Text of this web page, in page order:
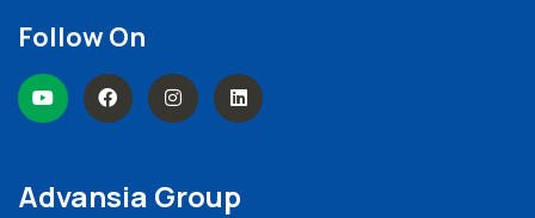
Follow On
Advansia Group